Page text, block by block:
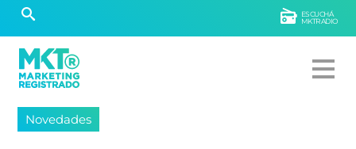
ESCUCHÁ
MKTRADIO
Novedades